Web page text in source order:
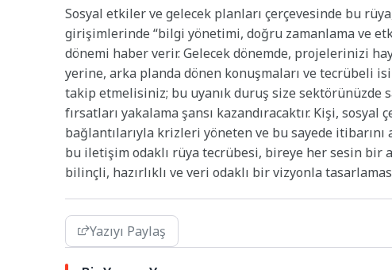
Sosyal etkiler ve gelecek planları çerçevesinde bu
girişimlerinde “bilgi yönetimi, doğru zamanlama ve
dönemi haber verir. Gelecek dönemde, projelerinizi
yerine, arka planda dönen konuşmaları ve tecrübeli
takip etmelisiniz; bu uyanık duruş size
fırsatları yakalama şansı kazandıracaktır. Kişi,
bağlantılarıyla krizleri yöneten ve bu sayede
bu iletişim odaklı rüya tecrübesi, bireye her sesin
bilinçli, hazırlıklı ve veri odaklı bir vizyonla
Yazıyı Paylaş